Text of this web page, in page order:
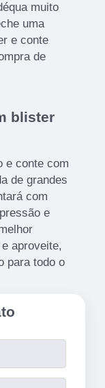
muito
uma
e conte
de
blister
e conte com
de grandes
com
e
aproveite,
para todo o